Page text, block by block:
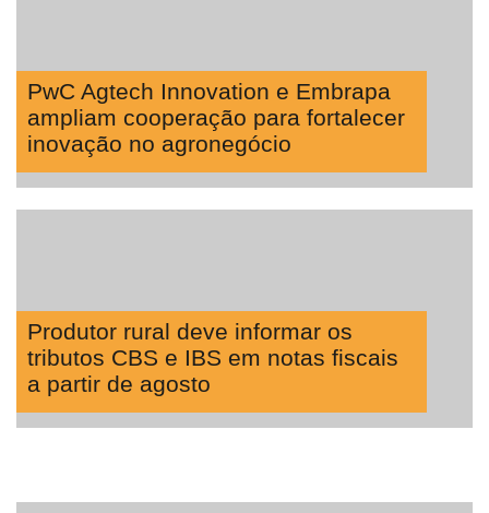
PwC Agtech Innovation e Embrapa
ampliam cooperação para fortalecer
inovação no agronegócio
Produtor rural deve informar os
tributos CBS e IBS em notas fiscais
a partir de agosto